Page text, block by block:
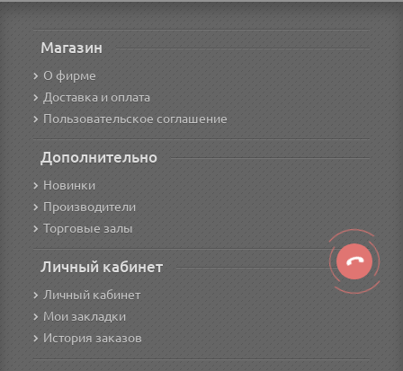
Магазин
О фирме
Доставка и оплата
Пользовательское соглашение
Дополнительно
Новинки
Производители
Торговые залы
Личный кабинет
Личный кабинет
Мои закладки
История заказов